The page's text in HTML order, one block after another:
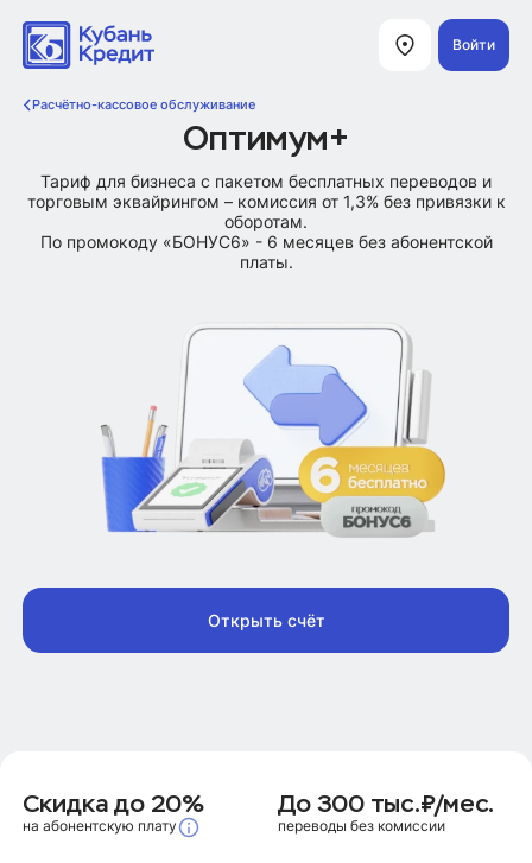
Войти
Открыть счёт
Оптимум+
Тариф для бизнеса с пакетом бесплатных переводов и
торговым эквайрингом – комиссия от 1,3% без привязки к
оборотам.
По промокоду «БОНУС6» - 6 месяцев без абонентской
платы.
Скидка до 20%
на абонентскую плату
До 300 тыс.₽/мес.
переводы без комиссии
Расчётно-кассовое обслуживание